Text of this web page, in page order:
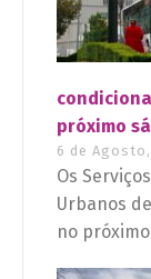
próximo
6 de
Os
Urbanos
no